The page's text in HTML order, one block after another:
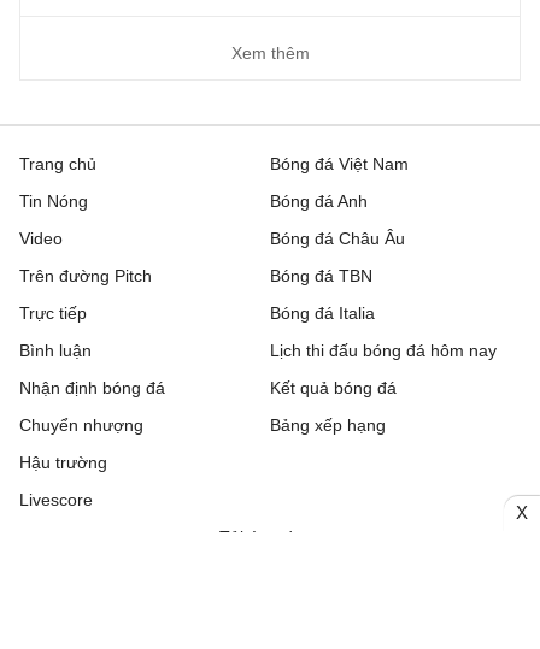
Xem thêm
Trang chủ
Tin Nóng
Video
Trên đường Pitch
Trực tiếp
Bóng đá Việt Nam
Bóng đá Anh
Bóng đá Châu Âu
Bóng đá TBN
Bóng đá Italia
Bình luận
Nhận định bóng đá
Chuyển nhượng
Hậu trường
Livescore
Lịch thi đấu bóng đá hôm nay
Kết quả bóng đá
Bảng xếp hạng
Tải ứng dụng
X